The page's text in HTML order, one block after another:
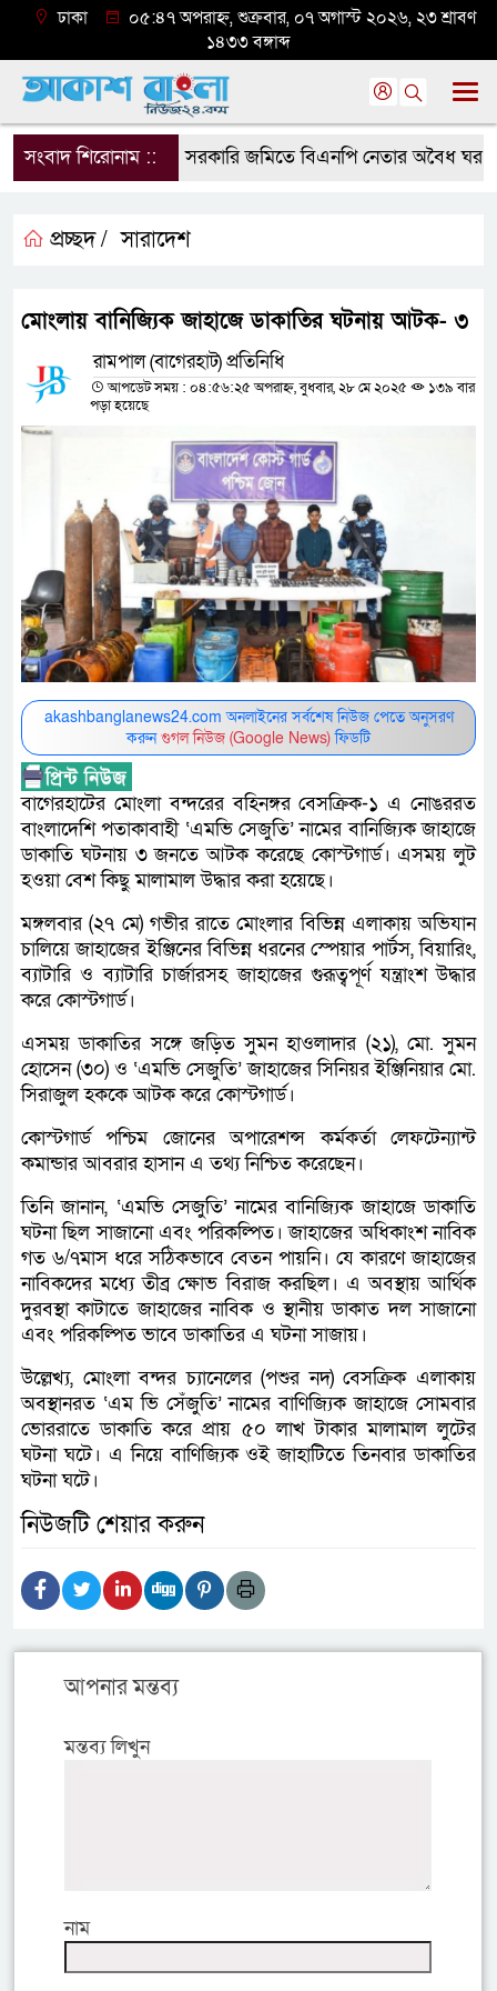
ঢাকা
০৫:৪৭ অপরাহ্ন, শুক্রবার, ০৭ অগাস্ট ২০২৬, ২৩ শ্রাবণ
১৪৩৩ বঙ্গাব্দ
সংবাদ শিরোনাম ::সরকারি জমিতে বিএনপি নেতার অবৈধ ঘর
প্রচ্ছদ / সারাদেশ
মোংলায় বানিজ্যিক জাহাজে ডাকাতির ঘটনায় আটক- ৩
রামপাল (বাগেরহাট) প্রতিনিধি
আপডেট সময় : ০৪:৫৬:২৫ অপরাহ্ন, বুধবার, ২৮ মে ২০২৫
১৩৯ বার
পড়া হয়েছে
akashbanglanews24.com অনলাইনের সর্বশেষ নিউজ পেতে অনুসরণ
করুনগুগল নিউজ (Google News)ফিডটি
বাগেরহাটের মোংলা বন্দরের বহিনঙ্গর বেসক্রিক-১ এ নোঙররত
বাংলাদেশি পতাকাবাহী ‘এমভি সেজুতি’ নামের বানিজ্যিক জাহাজে
ডাকাতি ঘটনায় ৩ জনতে আটক করেছে কোস্টগার্ড। এসময় লুট
হওয়া বেশ কিছু মালামাল উদ্ধার করা হয়েছে।
মঙ্গলবার (২৭ মে) গভীর রাতে মোংলার বিভিন্ন এলাকায় অভিযান
চালিয়ে জাহাজের ইঞ্জিনের বিভিন্ন ধরনের স্পেয়ার পার্টস, বিয়ারিং,
ব্যাটারি ও ব্যাটারি চার্জারসহ জাহাজের গুরূত্বপূর্ণ যন্ত্রাংশ উদ্ধার
করে কোস্টগার্ড।
এসময় ডাকাতির সঙ্গে জড়িত সুমন হাওলাদার (২১), মো. সুমন
হোসেন (৩০) ও ‘এমভি সেজুতি’ জাহাজের সিনিয়র ইঞ্জিনিয়ার মো.
সিরাজুল হককে আটক করে কোস্টগার্ড।
কোস্টগার্ড পশ্চিম জোনের অপারেশন্স কর্মকর্তা লেফটেন্যান্ট
কমান্ডার আবরার হাসান এ তথ্য নিশ্চিত করেছেন।
তিনি জানান, ‘এমভি সেজুতি’ নামের বানিজ্যিক জাহাজে ডাকাতি
ঘটনা ছিল সাজানো এবং পরিকল্পিত। জাহাজের অধিকাংশ নাবিক
গত ৬/৭মাস ধরে সঠিকভাবে বেতন পায়নি। যে কারণে জাহাজের
নাবিকদের মধ্যে তীব্র ক্ষোভ বিরাজ করছিল। এ অবস্থায় আর্থিক
দুরবস্থা কাটাতে জাহাজের নাবিক ও স্থানীয় ডাকাত দল সাজানো
এবং পরিকল্পিত ভাবে ডাকাতির এ ঘটনা সাজায়।
উল্লেখ্য, মোংলা বন্দর চ্যানেলের (পশুর নদ) বেসক্রিক এলাকায়
অবস্থানরত ‘এম ভি সেঁজুতি’ নামের বাণিজ্যিক জাহাজে সোমবার
ভোররাতে ডাকাতি করে প্রায় ৫০ লাখ টাকার মালামাল লুটের
ঘটনা ঘটে। এ নিয়ে বাণিজ্যিক ওই জাহাটিতে তিনবার ডাকাতির
ঘটনা ঘটে।
নিউজটি শেয়ার করুন
আপনার মন্তব্য
মন্তব্য লিখুন
নাম